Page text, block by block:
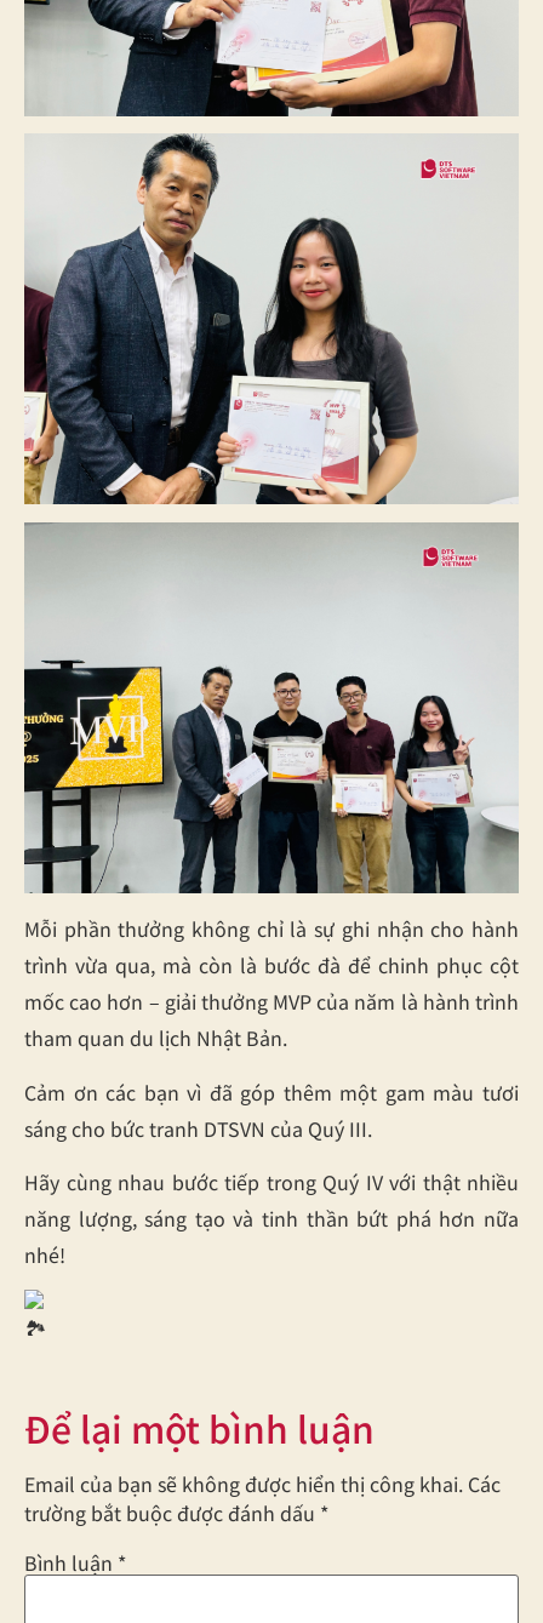
Mỗi phần thưởng không chỉ là sự ghi nhận cho hành
trình vừa qua, mà còn là bước đà để chinh phục cột
mốc cao hơn – giải thưởng MVP của năm là hành trình
tham quan du lịch Nhật Bản.
Cảm ơn các bạn vì đã góp thêm một gam màu tươi
sáng cho bức tranh DTSVN của Quý III.
Hãy cùng nhau bước tiếp trong Quý IV với thật nhiều
năng lượng, sáng tạo và tinh thần bứt phá hơn nữa
nhé!
Để lại một bình luận
Email của bạn sẽ không được hiển thị công khai. Các
trường bắt buộc được đánh dấu *
Bình luận *